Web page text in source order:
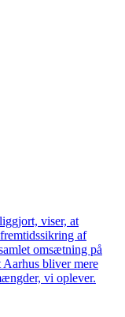
viser, at
af
omsætning på
bliver mere
vi oplever.